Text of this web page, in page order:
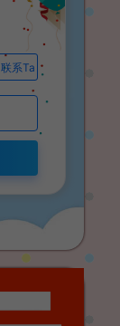
联系Ta